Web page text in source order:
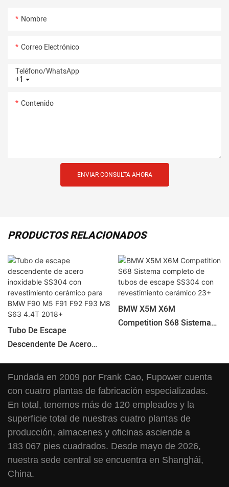
Nombre
Correo Electrónico
+1
Teléfono/WhatsApp
Contenido
ENVIAR CONSULTA AHORA
PRODUCTOS RELACIONADOS
Tubo De Escape
Descendente De Acero
Revestimiento Cerámico
Para BMW F90 M5 F91 F92
F93 M8 S63 ​​4.4T 2018+
BMW X5M X6M
Competition S68 Sistema
Revestimiento Cerámico
23+
Fundada en 2009 por Frank Cao, Fupower cuenta
con cuatro plantas de fabricación especializadas.
En total, tenemos más de 120 empleados y la
superficie total de nuestras cuatro plantas de
producción, almacenes y oficinas asciende a
183 067 pies cuadrados. Desde mayo de 2026,
nuestra sede central se encuentra en Shanghái,
China.